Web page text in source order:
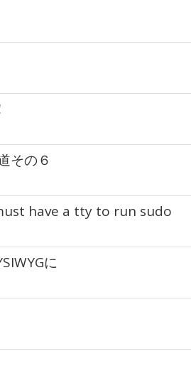
その６
have a tty to run sudo
に